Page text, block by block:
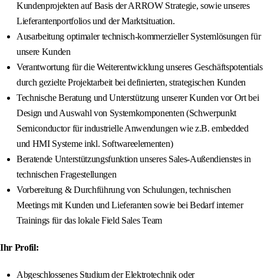
Kundenprojekten auf Basis der ARROW Strategie, sowie unseres
Lieferantenportfolios und der Marktsituation.
Ausarbeitung optimaler technisch-kommerzieller Systemlösungen für
unsere Kunden
Verantwortung für die Weiterentwicklung unseres Geschäftspotentials
durch gezielte Projektarbeit bei definierten, strategischen Kunden
Technische Beratung und Unterstützung unserer Kunden vor Ort bei
Design und Auswahl von Systemkomponenten (Schwerpunkt
Semiconductor für industrielle Anwendungen wie z.B. embedded
und HMI Systeme inkl. Softwareelementen)
Beratende Unterstützungsfunktion unseres Sales-Außendienstes in
technischen Fragestellungen
Vorbereitung & Durchführung von Schulungen, technischen
Meetings mit Kunden und Lieferanten sowie bei Bedarf interner
Trainings für das lokale Field Sales Team
Ihr Profil:
Abgeschlossenes Studium der Elektrotechnik oder